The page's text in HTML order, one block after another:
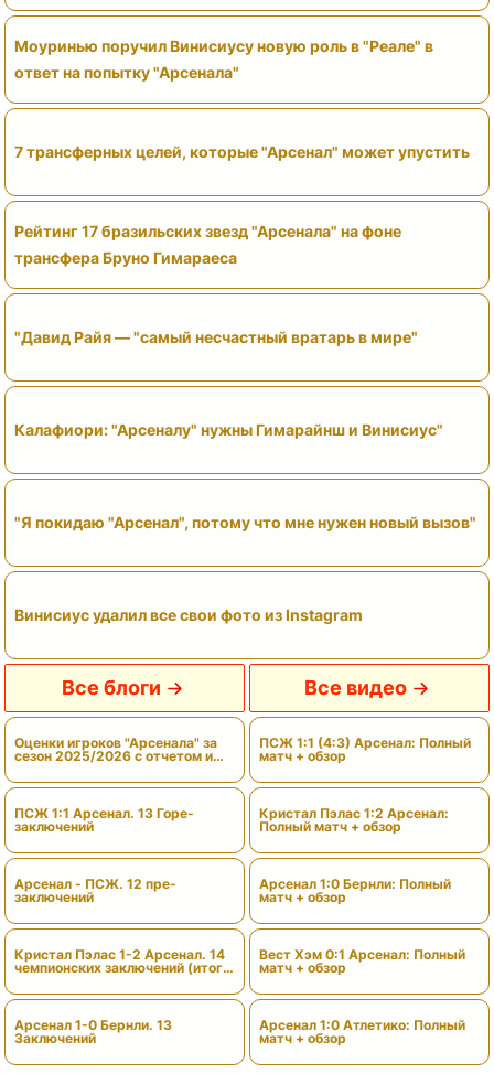
Моуринью поручил Винисиусу новую роль в "Реале" в
ответ на попытку "Арсенала"
7 трансферных целей, которые "Арсенал" может упустить
Рейтинг 17 бразильских звезд "Арсенала" на фоне
трансфера Бруно Гимараеса
"Давид Райя — "самый несчастный вратарь в мире"
Калафиори: "Арсеналу" нужны Гимарайнш и Винисиус"
"Я покидаю "Арсенал", потому что мне нужен новый вызов"
Винисиус удалил все свои фото из Instagram
Все блоги
Оценки игроков "Арсенала" за
сезон 2025/2026 с отчетом и
ПСЖ 1:1 Арсенал. 13 Горе-
заключений
Арсенал - ПСЖ. 12 пре-
заключений
Кристал Пэлас 1-2 Арсенал. 14
чемпионских заключений (итоги
Арсенал 1-0 Бернли. 13
Заключений
Все видео
ПСЖ 1:1 (4:3) Арсенал: Полный
матч + обзор
Кристал Пэлас 1:2 Арсенал:
Полный матч + обзор
Арсенал 1:0 Бернли: Полный
матч + обзор
Вест Хэм 0:1 Арсенал: Полный
матч + обзор
Арсенал 1:0 Атлетико: Полный
матч + обзор